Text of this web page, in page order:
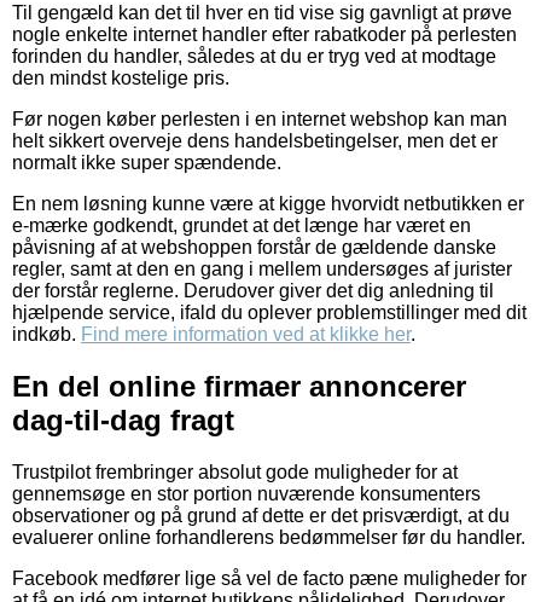
Til gengæld kan det til hver en tid vise sig gavnligt at prøve
nogle enkelte internet handler efter rabatkoder på perlesten
forinden du handler, således at du er tryg ved at modtage
den mindst kostelige pris.
Før nogen køber perlesten i en internet webshop kan man
helt sikkert overveje dens handelsbetingelser, men det er
normalt ikke super spændende.
En nem løsning kunne være at kigge hvorvidt netbutikken er
e-mærke godkendt, grundet at det længe har været en
påvisning af at webshoppen forstår de gældende danske
regler, samt at den en gang i mellem undersøges af jurister
der forstår reglerne. Derudover giver det dig anledning til
hjælpende service, ifald du oplever problemstillinger med dit
indkøb. Find mere information ved at klikke her.
En del online firmaer annoncerer
dag-til-dag fragt
Trustpilot frembringer absolut gode muligheder for at
gennemsøge en stor portion nuværende konsumenters
observationer og på grund af dette er det prisværdigt, at du
evaluerer online forhandlerens bedømmelser før du handler.
Facebook medfører lige så vel de facto pæne muligheder for